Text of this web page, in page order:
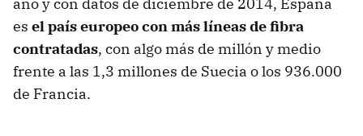
es el país europeo con más líneas de fibra
contratadas, con algo más de millón y medio
frente a las 1,3 millones de Suecia o los 936.000
de Francia.